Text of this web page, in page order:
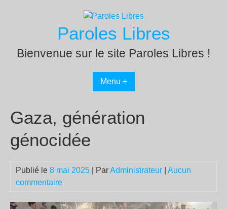
Paroles Libres
Bienvenue sur le site Paroles Libres !
Menu +
Gaza, génération
génocidée
Publié le 8 mai 2025 | ParAdministrateur
Aucun
commentaire